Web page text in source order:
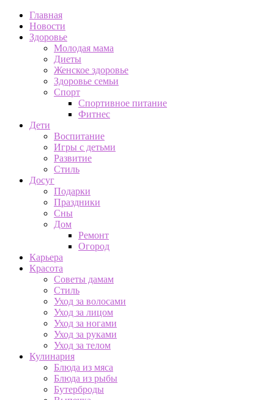
Главная
Новости
Здоровье
Молодая мама
Диеты
Женское здоровье
Здоровье семьи
Спорт
Спортивное питание
Фитнес
Дети
Воспитание
Игры с детьми
Развитие
Стиль
Досуг
Подарки
Праздники
Сны
Дом
Ремонт
Огород
Карьера
Красота
Советы дамам
Стиль
Уход за волосами
Уход за лицом
Уход за ногами
Уход за руками
Уход за телом
Кулинария
Блюда из мяса
Блюда из рыбы
Бутерброды